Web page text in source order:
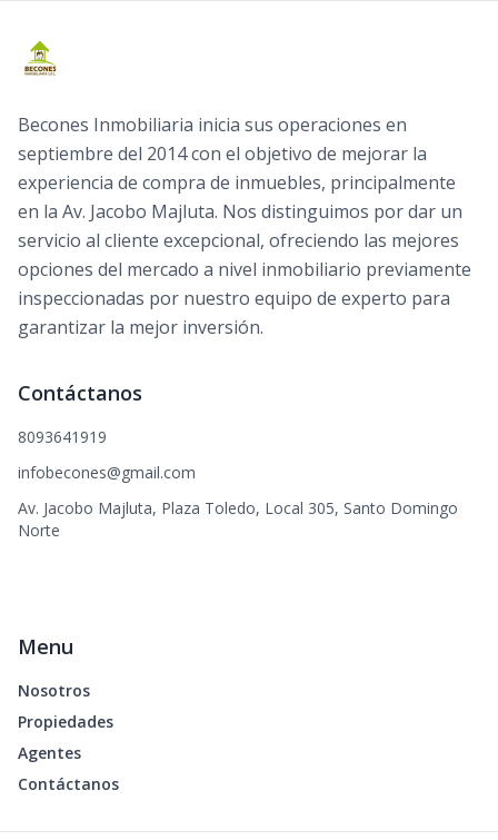
Becones Inmobiliaria inicia sus operaciones en
septiembre del 2014 con el objetivo de mejorar la
experiencia de compra de inmuebles, principalmente
en la Av. Jacobo Majluta. Nos distinguimos por dar un
servicio al cliente excepcional, ofreciendo las mejores
opciones del mercado a nivel inmobiliario previamente
inspeccionadas por nuestro equipo de experto para
garantizar la mejor inversión.
Contáctanos
8093641919
infobecones@gmail.com
Av. Jacobo Majluta, Plaza Toledo, Local 305, Santo Domingo
Norte
Menu
Nosotros
Propiedades
Agentes
Contáctanos